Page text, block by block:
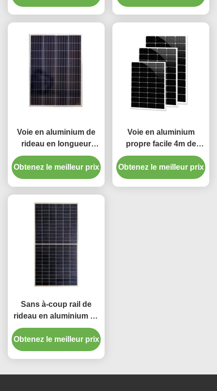
plastique
L5m de 1.5mm
Voie en aluminium de
rideau en longueur
silencieuse et douce de
6.7m
Obtenez le meilleur prix
Voie en aluminium
propre facile 4m de
rideaux en panne
d'électricité de
décoration à la maison
Obtenez le meilleur prix
Sans à-coup rail de
rideau en aluminium en
voie 6m de rideau en
glissière avec tous les
accessoires
Obtenez le meilleur prix